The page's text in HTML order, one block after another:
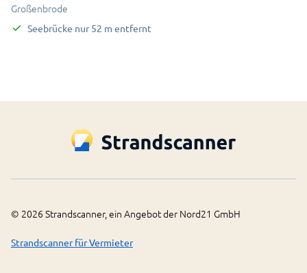
Großenbrode
Seebrücke nur 52 m entfernt
© 2026 Strandscanner, ein Angebot der Nord21 GmbH
Strandscanner für Vermieter